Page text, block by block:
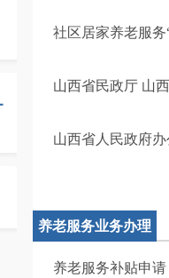
社区居家养老服
山西省民政厅 山
山西省人民政府
养老服务业务办理
养老服务补贴申请